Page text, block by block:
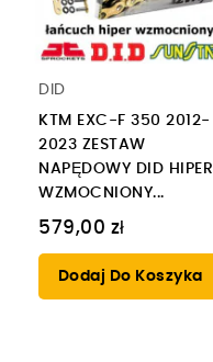
DID
KTM EXC-F 350 2012-
2023 ZESTAW
NAPĘDOWY DID HIPER
WZMOCNIONY...
579,00 zł
Dodaj Do Koszyka